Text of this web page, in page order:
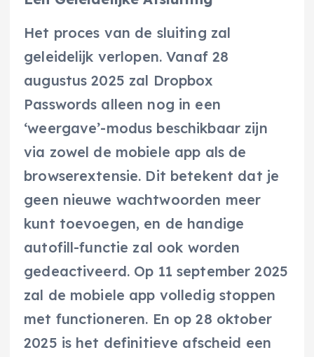
Het proces van de sluiting zal
geleidelijk verlopen. Vanaf 28
augustus 2025 zal Dropbox
Passwords alleen nog in een
‘weergave’-modus beschikbaar zijn
via zowel de mobiele app als de
browserextensie. Dit betekent dat je
geen nieuwe wachtwoorden meer
kunt toevoegen, en de handige
autofill-functie zal ook worden
gedeactiveerd. Op 11 september 2025
zal de mobiele app volledig stoppen
met functioneren. En op 28 oktober
2025 is het definitieve afscheid een